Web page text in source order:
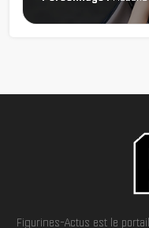
Figurines-Actus est le